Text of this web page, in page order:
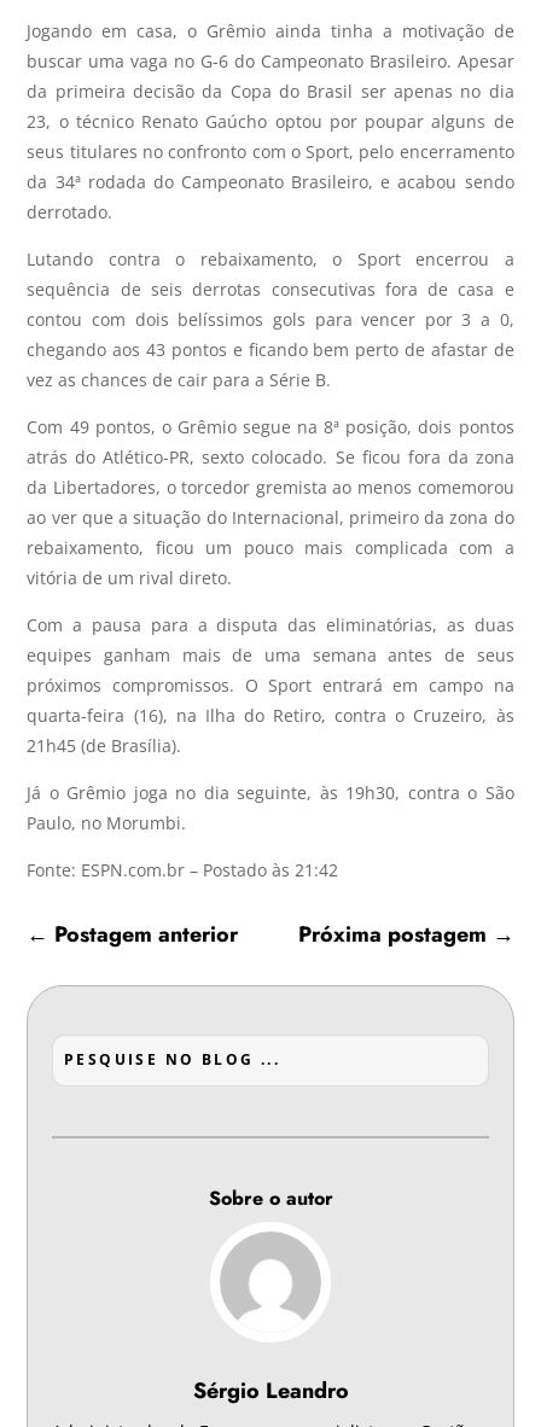
Jogando em casa, o Grêmio ainda tinha a motivação de
buscar uma vaga no G-6 do Campeonato Brasileiro. Apesar
da primeira decisão da Copa do Brasil ser apenas no dia
23, o técnico Renato Gaúcho optou por poupar alguns de
seus titulares no confronto com o Sport, pelo encerramento
da 34ª rodada do Campeonato Brasileiro, e acabou sendo
derrotado.
Lutando contra o rebaixamento, o Sport encerrou a
sequência de seis derrotas consecutivas fora de casa e
contou com dois belíssimos gols para vencer por 3 a 0,
chegando aos 43 pontos e ficando bem perto de afastar de
vez as chances de cair para a Série B.
Com 49 pontos, o Grêmio segue na 8ª posição, dois pontos
atrás do Atlético-PR, sexto colocado. Se ficou fora da zona
da Libertadores, o torcedor gremista ao menos comemorou
ao ver que a situação do Internacional, primeiro da zona do
rebaixamento, ficou um pouco mais complicada com a
vitória de um rival direto.
Com a pausa para a disputa das eliminatórias, as duas
equipes ganham mais de uma semana antes de seus
próximos compromissos. O Sport entrará em campo na
quarta-feira (16), na Ilha do Retiro, contra o Cruzeiro, às
21h45 (de Brasília).
Já o Grêmio joga no dia seguinte, às 19h30, contra o São
Paulo, no Morumbi.
Fonte: ESPN.com.br – Postado às 21:42
← Postagem anterior Próxima postagem →
Sobre o autor
Sérgio Leandro